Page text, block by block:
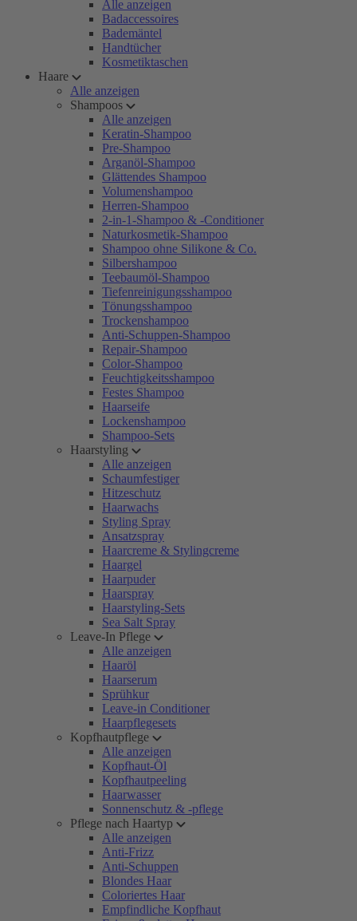
Alle anzeigen
Badaccessoires
Bademäntel
Handtücher
Kosmetiktaschen
Haare
Alle anzeigen
Shampoos
Alle anzeigen
Keratin-Shampoo
Pre-Shampoo
Arganöl-Shampoo
Glättendes Shampoo
Volumenshampoo
Herren-Shampoo
2-in-1-Shampoo & -Conditioner
Naturkosmetik-Shampoo
Shampoo ohne Silikone & Co.
Silbershampoo
Teebaumöl-Shampoo
Tiefenreinigungsshampoo
Tönungsshampoo
Trockenshampoo
Anti-Schuppen-Shampoo
Repair-Shampoo
Color-Shampoo
Feuchtigkeitsshampoo
Festes Shampoo
Haarseife
Lockenshampoo
Shampoo-Sets
Haarstyling
Alle anzeigen
Schaumfestiger
Hitzeschutz
Haarwachs
Styling Spray
Ansatzspray
Haarcreme & Stylingcreme
Haargel
Haarpuder
Haarspray
Haarstyling-Sets
Sea Salt Spray
Leave-In Pflege
Alle anzeigen
Haaröl
Haarserum
Sprühkur
Leave-in Conditioner
Haarpflegesets
Kopfhautpflege
Alle anzeigen
Kopfhaut-Öl
Kopfhautpeeling
Haarwasser
Sonnenschutz & -pflege
Pflege nach Haartyp
Alle anzeigen
Anti-Frizz
Anti-Schuppen
Blondes Haar
Coloriertes Haar
Empfindliche Kopfhaut